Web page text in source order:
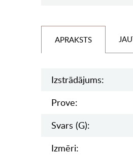
APRAKSTS
Izstrādājums:
Prove:
Svars (g):
Izmēri: